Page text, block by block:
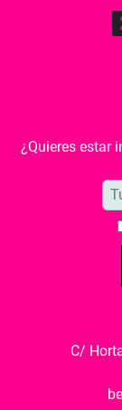
¿Quieres estar
C/